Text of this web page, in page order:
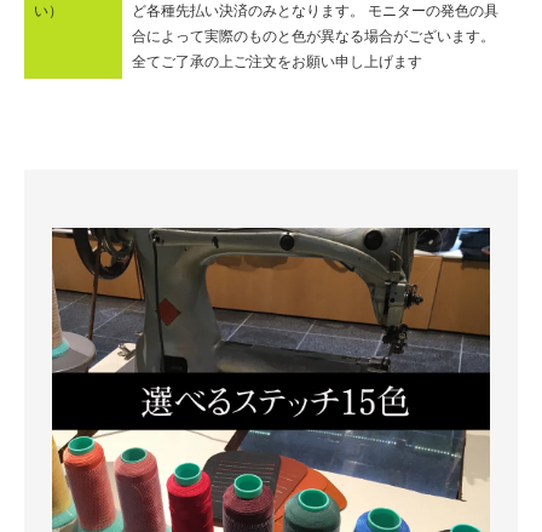
い）
ど各種先払い決済のみとなります。 モニターの発色の具
合によって実際のものと色が異なる場合がございます。
全てご了承の上ご注文をお願い申し上げます